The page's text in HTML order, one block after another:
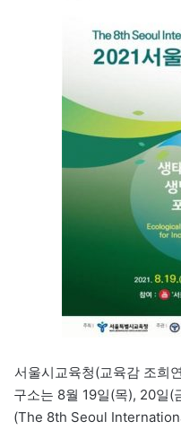
서울시교육청(교육감 조희
구소는 8월 19일(목), 20일(
(The 8th Seoul